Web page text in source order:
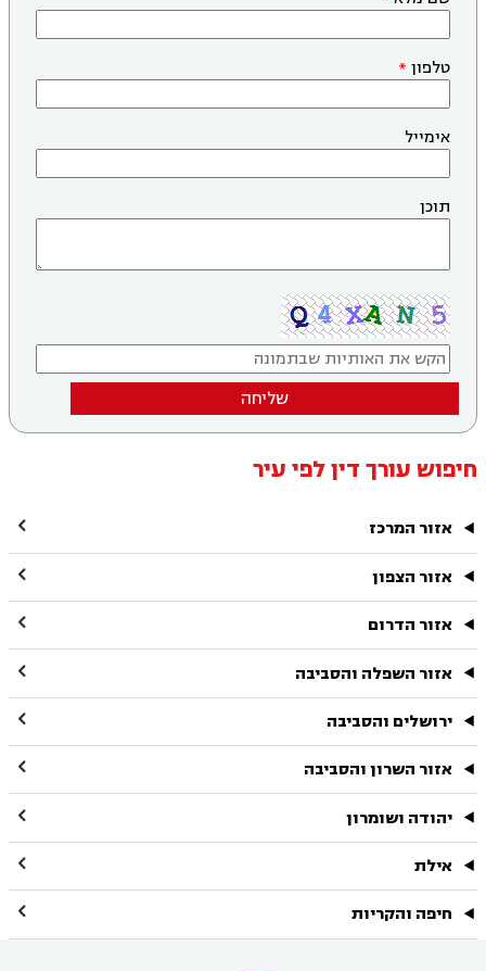
טלפון
אימייל
תוכן
שליחה
חיפוש עורך דין לפי עיר
אזור המרכז 
אזור הצפון 
אזור הדרום 
אזור השפלה והסביבה 
ירושלים והסביבה 
אזור השרון והסביבה 
יהודה ושומרון 
אילת 
חיפה והקריות 